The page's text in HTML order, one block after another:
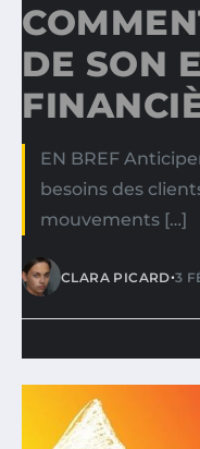
DE SON
EN BREF
besoins des
mouvements […]
CLARA PICARD•3